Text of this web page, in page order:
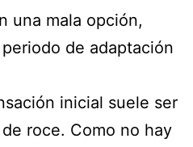
una mala opción,
de adaptación
inicial suele ser
roce. Como no hay